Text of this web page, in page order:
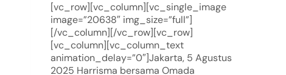
[vc_row][vc_column][vc_single_image
image=”20638″ img_size=”full”]
[/vc_column][/vc_row][vc_row]
[vc_column][vc_column_text
animation_delay=”0″]Jakarta, 5 Agustus
2025 Harrisma bersama Omada